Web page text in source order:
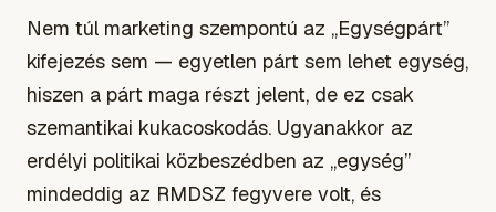
Nem túl marketing szempontú az „Egységpárt”
kifejezés sem — egyetlen párt sem lehet egység,
hiszen a párt maga részt jelent, de ez csak
szemantikai kukacoskodás. Ugyanakkor az
erdélyi politikai közbeszédben az „egység”
mindeddig az RMDSZ fegyvere volt, és